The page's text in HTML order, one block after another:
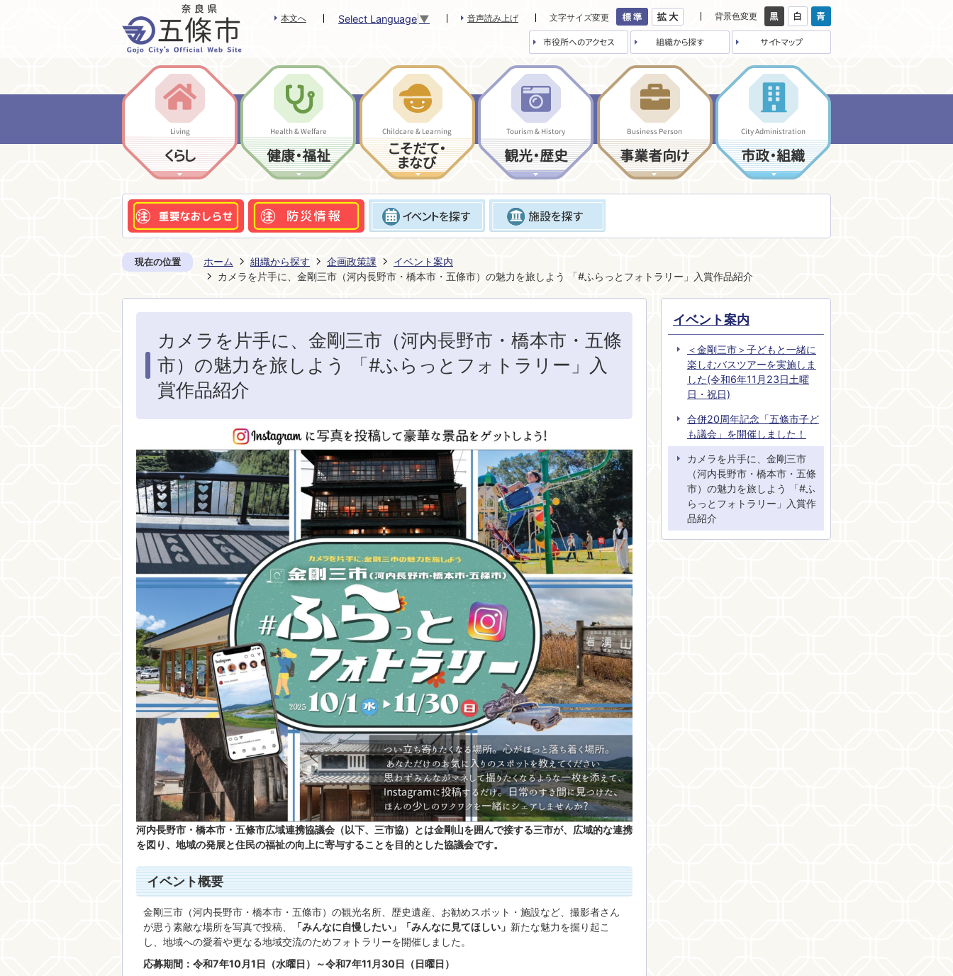
本文へ Select Language ▼ 音声読み上げ 文字サイズ変更 背景色変更
市役所へのアクセス 組織から探す サイトマップ
Living
くらし
Health & Welfare
健康・福祉
Childcare & Learning
こそだて・
まなび
Tourism & History
観光・歴史
Business Person
事業者向け
City Administration
市政・組織
現在の位置 ホーム 組織から探す 企画政策課
イベント案内
カメラを片手に、金剛三市（河内長野市・橋本市・五條市）の魅力を旅しよう 「#ふらっとフォトラリー」入賞作品紹介
カメラを片手に、金剛三市（河内長野市・橋本市・五條
市）の魅力を旅しよう 「#ふらっとフォトラリー」入
賞作品紹介
河内長野市・橋本市・五條市広域連携協議会（以下、三市協）とは金剛山を囲んで接する三市が、広域的な連携
を図り、地域の発展と住民の福祉の向上に寄与することを目的とした協議会です。
イベント概要
金剛三市（河内長野市・橋本市・五條市）の観光名所、歴史遺産、お勧めスポット・施設など、撮影者さん
が思う素敵な場所を写真で投稿、
「みんなに自慢したい」「みんなに見てほしい」 新たな魅力を掘り起こ
し、地域への愛着や更なる地域交流のためフォトラリーを開催しました。
応募期間：令和7年10月1日（水曜日）～令和7年11月30日（日曜日）
イベント案内
＜金剛三市＞子どもと一緒に
楽しむバスツアーを実施しま
した(令和6年11月23日土曜
日・祝日)
合併20周年記念「五條市子ど
も議会」を開催しました！
カメラを片手に、金剛三市
（河内長野市・橋本市・五條
市）の魅力を旅しよう 「#ふ
らっとフォトラリー」入賞作
品紹介